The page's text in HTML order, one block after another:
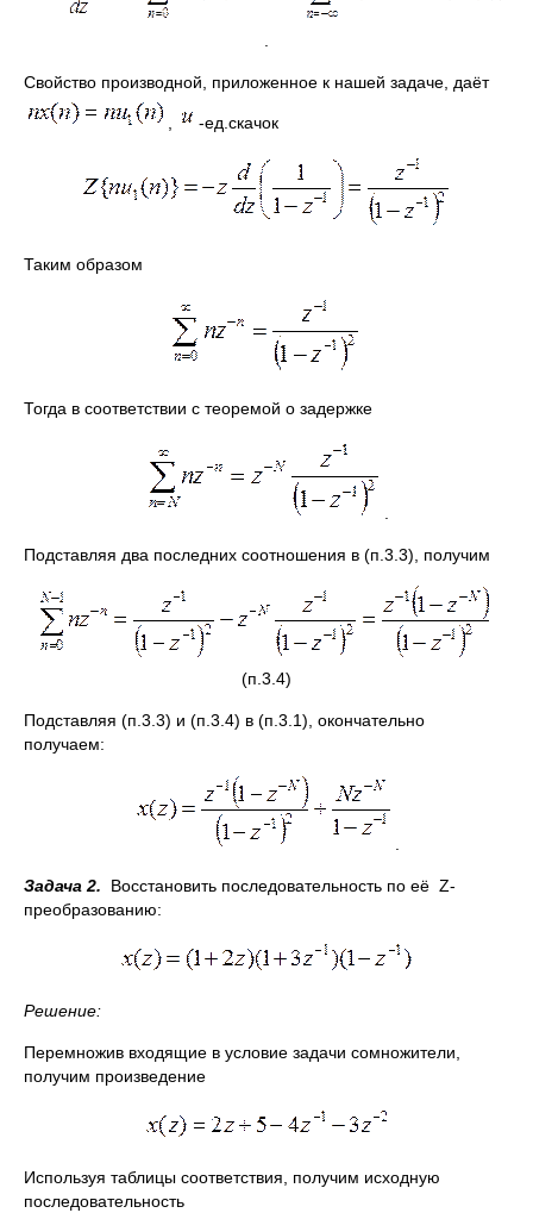
Свойство производной, приложенное к нашей задаче, даёт
-ед.скачок
Таким образом
Тогда в соответствии с теоремой о задержке
Подставляя два последних соотношения в (п.3.3), получим
(п.3.4)
Подставляя (п.3.3) и (п.3.4) в (п.3.1), окончательно
получаем:
Задача 2. Восстановить последовательность по её Z-
преобразованию:
Решение:
Перемножив входящие в условие задачи сомножители,
получим произведение
Используя таблицы соответствия, получим исходную
последовательность